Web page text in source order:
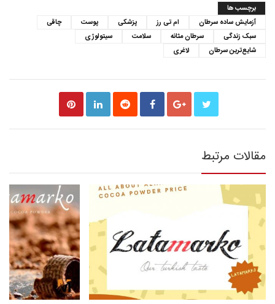
برچسب ها
آزمایش ساده سرطان
ام تی رز پزشکی پوست
چاقی
سبک زندگی
سرطان مثانه سلامت
سیتولوژی
شایع‌ترین سرطان
لاغری
مقالات مرتبط